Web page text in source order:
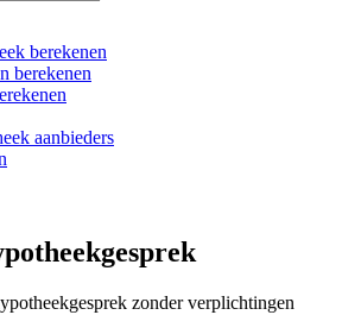
berekenen
berekenen
aanbieders
zonder verplichtingen